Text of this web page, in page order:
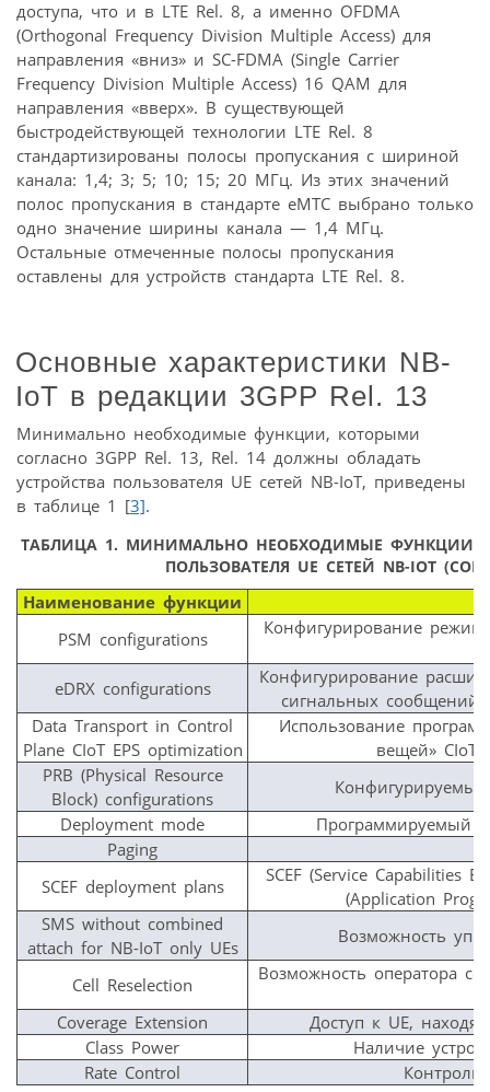
доступа, что и в LTE Rel. 8, а именно OFDMA
(Orthogonal Frequency Division Multiple Access) для
направления «вниз» и SC-FDMA (Single Carrier
Frequency Division Multiple Access) 16 QAM для
направления «вверх». В существующей
быстродействующей технологии LTE Rel. 8
стандартизированы полосы пропускания с шириной
канала: 1,4; 3; 5; 10; 15; 20 МГц. Из этих значений
полос пропускания в стандарте eMTC выбрано только
одно значение ширины канала — 1,4 МГц.
Остальные отмеченные полосы пропускания
оставлены для устройств стандарта LTE Rel. 8.
Основные характеристики NB-
IoT в редакции 3GPP Rel. 13
Минимально необходимые функции, которыми
согласно 3GPP Rel. 13, Rel. 14 должны обладать
устройства пользователя UE сетей NB-IoT, приведены
в таблице 1 [3].
ТАБЛИЦА 1. МИНИМАЛЬНО НЕОБХОДИМЫЕ ФУНКЦИИ,
ПОЛЬЗОВАТЕЛЯ UE СЕТЕЙ NB-IOT
Наименование функции
PSM configurations
Конфигурирование
eDRX configurations
Конфигурирование
сигнальных сообщений
Data Transport in Control
Plane CIoT EPS optimization
Использование
вещей» CIoT
PRB (Physical Resource
Block) configurations
Deployment mode
Программируемый
Paging
SCEF deployment plans
SCEF (Service Capabilities
(Application
SMS without combined
attach for NB-IoT only UEs
Возможность
Cell Reselection
Возможность оператора
Coverage Extension
Доступ к UE,
Class Power
Наличие
Rate Control